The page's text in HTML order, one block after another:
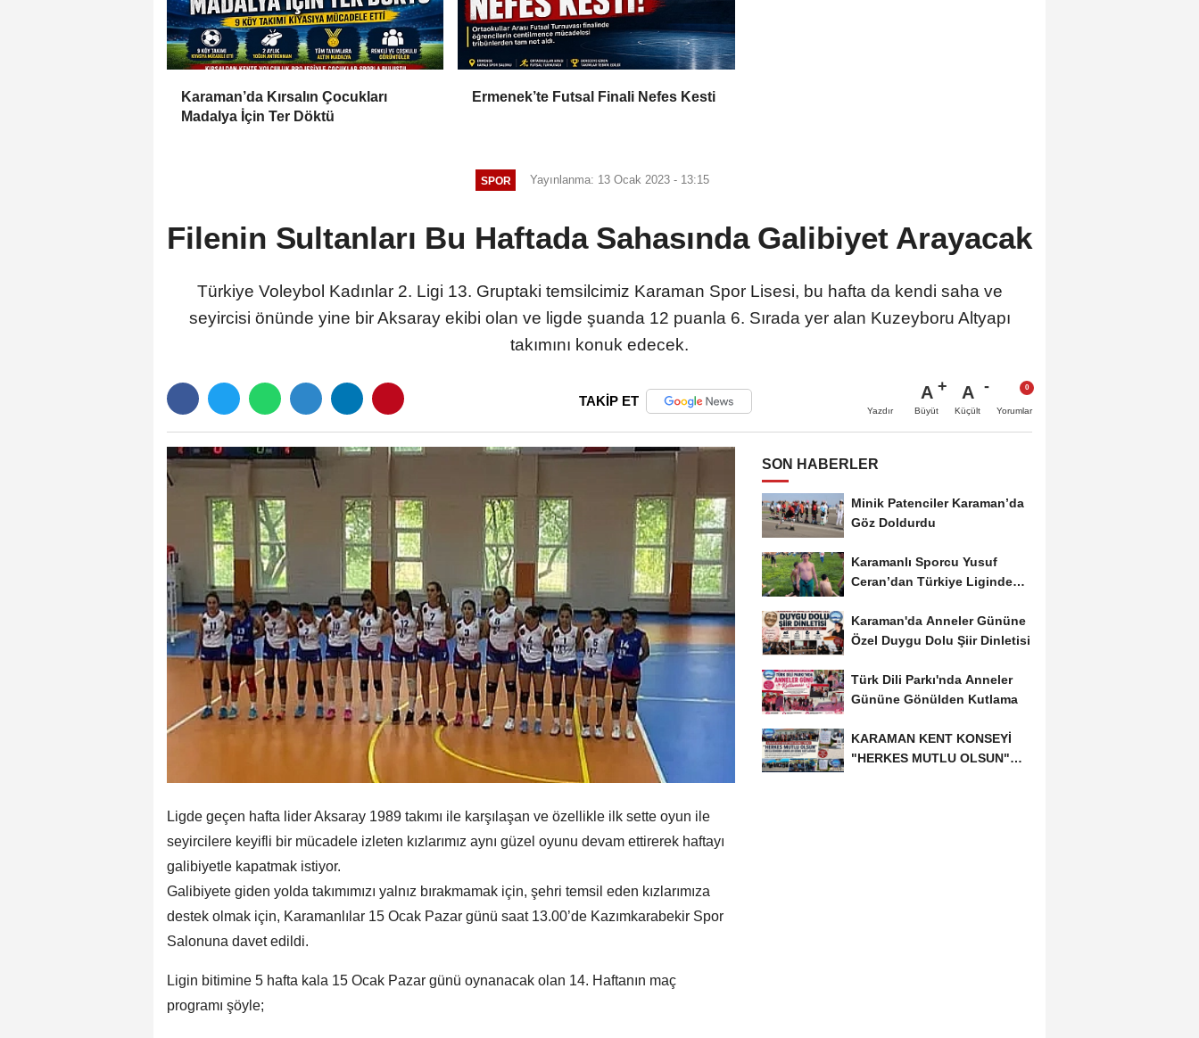
Karaman’da Kırsalın Çocukları
Madalya İçin Ter Döktü
Ermenek’te Futsal Finali Nefes Kesti
SPOR Yayınlanma: 13 Ocak 2023 - 13:15
Filenin Sultanları Bu Haftada Sahasında Galibiyet Arayacak
Türkiye Voleybol Kadınlar 2. Ligi 13. Gruptaki temsilcimiz Karaman Spor Lisesi, bu hafta da kendi saha ve
seyircisi önünde yine bir Aksaray ekibi olan ve ligde şuanda 12 puanla 6. Sırada yer alan Kuzeyboru Altyapı
takımını konuk edecek.
TAKİP ET
Yazdır
A
Büyüt
A
Küçült Yorumlar
Ligde geçen hafta lider Aksaray 1989 takımı ile karşılaşan ve özellikle ilk sette oyun ile
seyircilere keyifli bir mücadele izleten kızlarımız aynı güzel oyunu devam ettirerek haftayı
galibiyetle kapatmak istiyor.
Galibiyete giden yolda takımımızı yalnız bırakmamak için, şehri temsil eden kızlarımıza
destek olmak için, Karamanlılar 15 Ocak Pazar günü saat 13.00’de Kazımkarabekir Spor
Salonuna davet edildi.
Ligin bitimine 5 hafta kala 15 Ocak Pazar günü oynanacak olan 14. Haftanın maç
programı şöyle;
SON HABERLER
Minik Patenciler Karaman’da
Göz Doldurdu
Karamanlı Sporcu Yusuf
Ceran’dan Türkiye Liginde
Karaman'da Anneler Gününe
Özel Duygu Dolu Şiir Dinletisi
Türk Dili Parkı'nda Anneler
Gününe Gönülden Kutlama
KARAMAN KENT KONSEYİ
"HERKES MUTLU OLSUN"